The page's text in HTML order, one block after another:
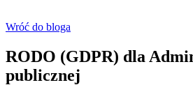
Wróć do bloga
RODO (GDPR) dla
publicznej